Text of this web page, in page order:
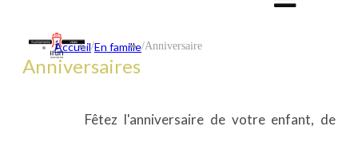
Accueil/En famille/Anniversaire
Anniversaires
Fêtez l'anniversaire de votre enfant, de